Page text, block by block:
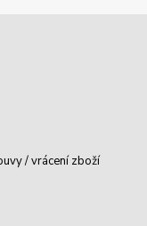
/ vrácení zboží